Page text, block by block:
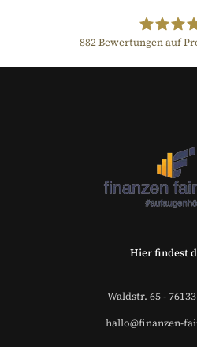
Der
882Bewertungen auf
Hier findest
Waldstr. 65 -
hallo@finanzen-